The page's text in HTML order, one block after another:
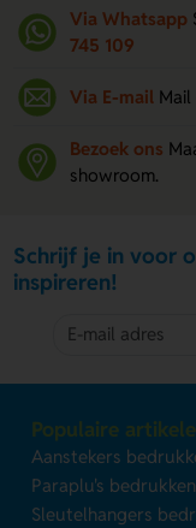
Via Whatsapp
745 109
Via E-mail
Bezoek ons
showroom.
Schrijf je in voor
inspireren!
Populaire
Aanstekers
Paraplu's bedrukken
Sleutelhangers